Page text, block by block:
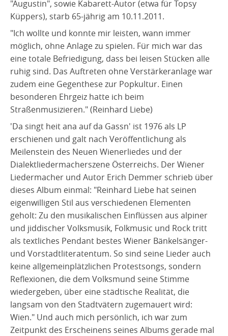
"Augustin", sowie Kabarett-Autor (etwa für Topsy
Küppers), starb 65-jährig am 10.11.2011.
"Ich wollte und konnte mir leisten, wann immer
möglich, ohne Anlage zu spielen. Für mich war das
eine totale Befriedigung, dass bei leisen Stücken alle
ruhig sind. Das Auftreten ohne Verstärkeranlage war
zudem eine Gegenthese zur Popkultur. Einen
besonderen Ehrgeiz hatte ich beim
Straßenmusizieren." (Reinhard Liebe)
'Da singt heit ana auf da Gassn' ist 1976 als LP
erschienen und galt nach Veröffentlichung als
Meilenstein des Neuen Wienerliedes und der
Dialektliedermacherszene Österreichs. Der Wiener
Liedermacher und Autor Erich Demmer schrieb über
dieses Album einmal: "Reinhard Liebe hat seinen
eigenwilligen Stil aus verschiedenen Elementen
geholt: Zu den musikalischen Einflüssen aus alpiner
und jiddischer Volksmusik, Folkmusic und Rock tritt
als textliches Pendant bestes Wiener Bänkelsänger-
und Vorstadtliteratentum. So sind seine Lieder auch
keine allgemeinplätzlichen Protestsongs, sondern
Reflexionen, die dem Volksmund seine Stimme
wiedergeben, über eine städtische Realität, die
langsam von den Stadtvätern zugemauert wird:
Wien." Und auch mich persönlich, ich war zum
Zeitpunkt des Erscheinens seines Albums gerade mal